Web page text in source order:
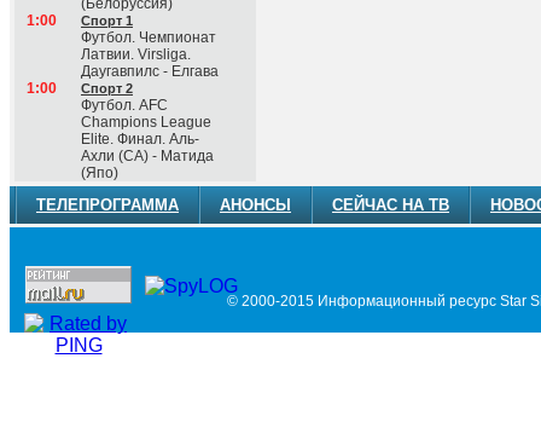
(Белоруссия)
1:00
Спорт 1
Футбол. Чемпионат
Латвии. Virsliga.
Даугавпилс - Елгава
1:00
Спорт 2
Футбол. AFC
Champions League
Elite. Финал. Аль-
Ахли (СА) - Матида
(Япо)
ТЕЛЕПРОГРАММА АНОНСЫ СЕЙЧАС НА ТВ
© 2000-2015 Информационный ресурс Star